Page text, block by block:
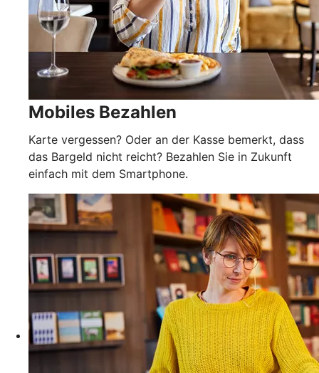
Mobiles Bezahlen
Karte vergessen? Oder an der Kasse bemerkt, dass
das Bargeld nicht reicht? Bezahlen Sie in Zukunft
einfach mit dem Smartphone.